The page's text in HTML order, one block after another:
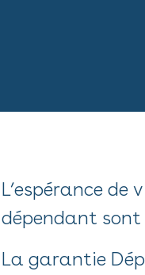
L’espérance de
dépendant
La garantie